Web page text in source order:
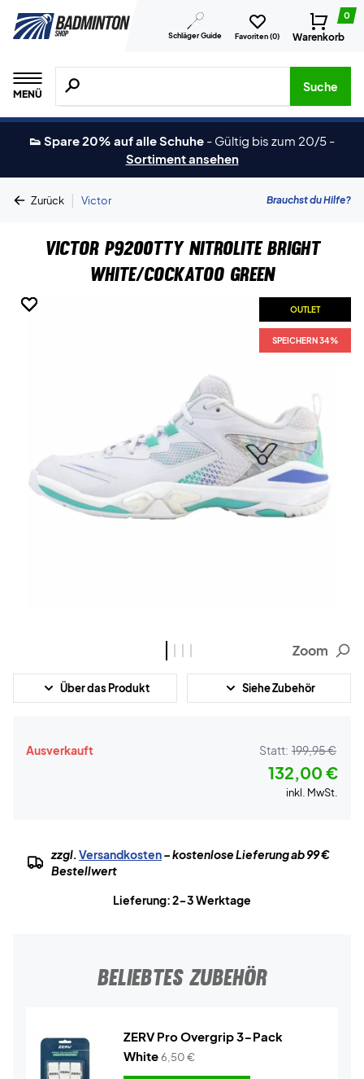
Schläger Guide Favoriten (0)
0
Warenkorb
MENÜ
Suche nach Produkten, Marken usw.
Suche
👟 Spare 20% auf alle Schuhe - Gültig bis zum 20/5 -
Sortiment ansehen
Zurück | Victor Brauchst du Hilfe?
Victor P9200TTY NitroLite Bright
White/Cockatoo Green
OUTLET
SPEICHERN 34%
OUTLET
SPEICHERN 34%
OUTLET
SPEICHERN 34%
OUTLET
SPEICHERN 34%
Zoom
Über das Produkt Siehe Zubehör
Ausverkauft Statt: 199,95 €
132,00 €
inkl. MwSt.
zzgl.Versandkosten– kostenlose Lieferung ab 99 €
Bestellwert
Lieferung: 2-3 Werktage
BELIEBTES ZUBEHÖR
ZERV Pro Overgrip 3-Pack
White6,50€